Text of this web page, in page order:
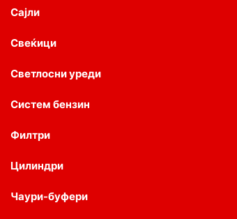
Сајли
Свеќици
Светлосни уреди
Систем бензин
Филтри
Цилиндри
Чаури-буфери